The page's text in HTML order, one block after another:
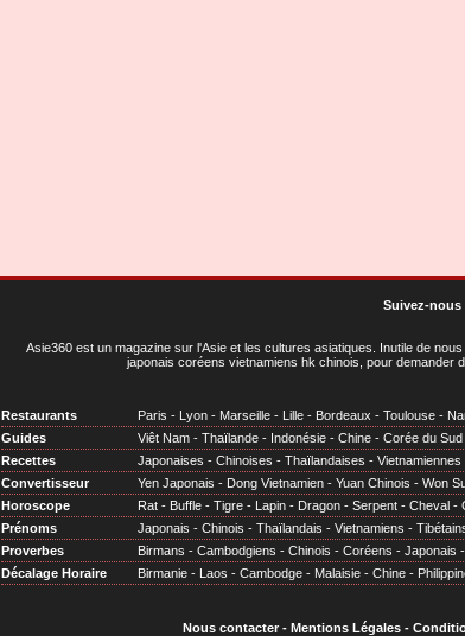
Suivez-nous
Asie360 est un magazine sur l'Asie et les cultures asiatiques . Inutile de
japonais coréens vietnamiens hk chinois, pour demander
Restaurants Paris - Lyon - Marseille - Lille - Bordeaux - Toulouse -
Guides
Viêt Nam - Thaïlande - Indonésie - Chine - Corée du Sud
Recettes
Japonaises - Chinoises - Thaïlandaises - Vietnamiennes
Convertisseur
Yen Japonais - Dong Vietnamien - Yuan Chinois - Won
Horoscope
Rat - Buffle - Tigre - Lapin - Dragon - Serpent - Cheval -
Prénoms
Japonais - Chinois - Thaïlandais - Vietnamiens -
Proverbes
Birmans - Cambodgiens - Chinois - Coréens - Japonais -
Décalage Horaire
Birmanie - Laos - Cambodge - Malaisie - Chine -
Nous contacter- Mentions Légales-